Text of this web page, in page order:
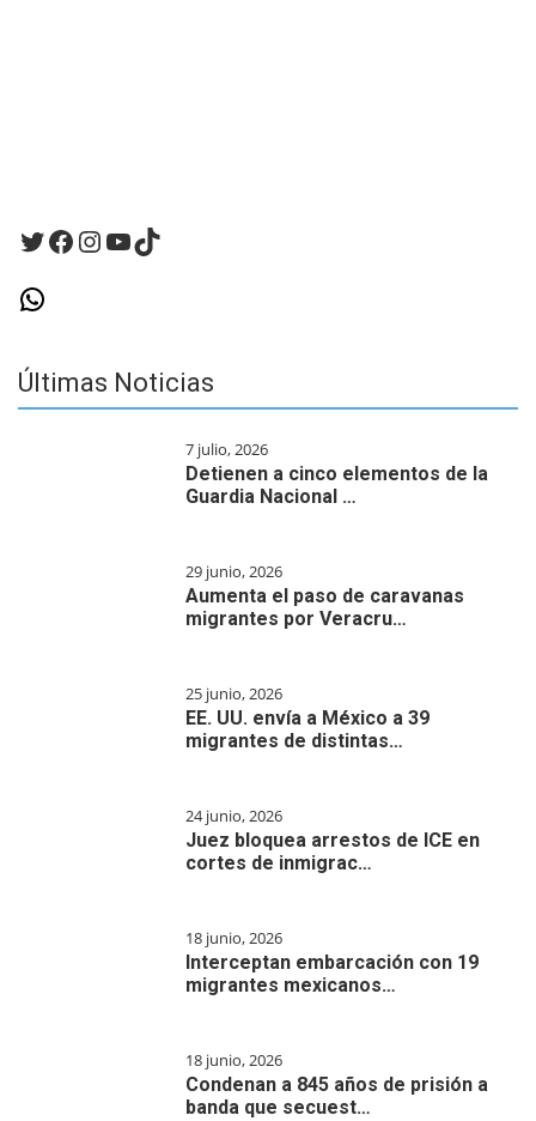
Twitter
Facebook
Instagram
YouTube
TikTok
WhatsApp
Últimas Noticias
7 julio, 2026
Detienen a cinco elementos de la
Guardia Nacional …
29 junio, 2026
Aumenta el paso de caravanas
migrantes por Veracru…
25 junio, 2026
EE. UU. envía a México a 39
migrantes de distintas…
24 junio, 2026
Juez bloquea arrestos de ICE en
cortes de inmigrac…
18 junio, 2026
Interceptan embarcación con 19
migrantes mexicanos…
18 junio, 2026
Condenan a 845 años de prisión a
banda que secuest…